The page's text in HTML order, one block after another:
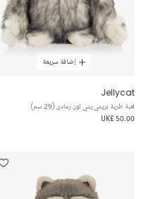
إضافة سريعة
Jellycat
لعبة طرية بريتي يتي لون رمادي (29 سم)
UK£ 50.00